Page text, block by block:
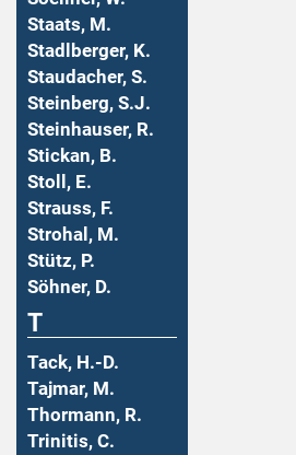
Staats, M.
Stadlberger, K.
Staudacher, S.
Steinberg, S.J.
Steinhauser, R.
Stickan, B.
Stoll, E.
Strauss, F.
Strohal, M.
Stütz, P.
Söhner, D.
T
Tack, H.-D.
Tajmar, M.
Thormann, R.
Trinitis, C.